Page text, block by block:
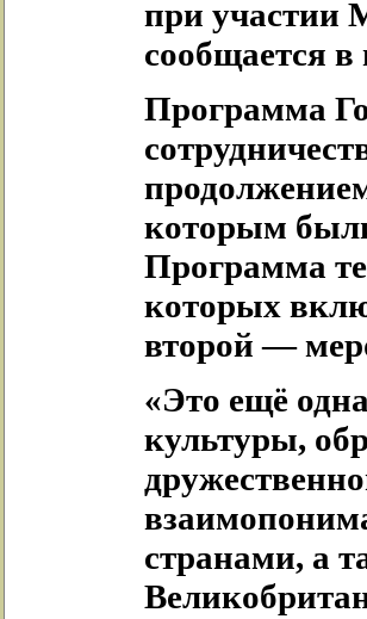
при участии
сообщается
Программа
которым
Программа
которых
второй —
«Это ещё
культуры,
странами, а